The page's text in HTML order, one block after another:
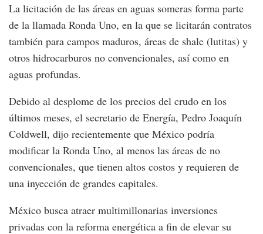
La licitación de las áreas en aguas someras forma parte
de la llamada Ronda Uno, en la que se licitarán contratos
también para campos maduros, áreas de shale (lutitas) y
otros hidrocarburos no convencionales, así como en
aguas profundas.
Debido al desplome de los precios del crudo en los
últimos meses, el secretario de Energía, Pedro Joaquín
Coldwell, dijo recientemente que México podría
modificar la Ronda Uno, al menos las áreas de no
convencionales, que tienen altos costos y requieren de
una inyección de grandes capitales.
México busca atraer multimillonarias inversiones
privadas con la reforma energética a fin de elevar su